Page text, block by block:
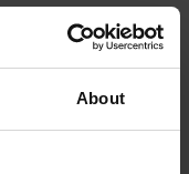
About
途中体验公路自驾